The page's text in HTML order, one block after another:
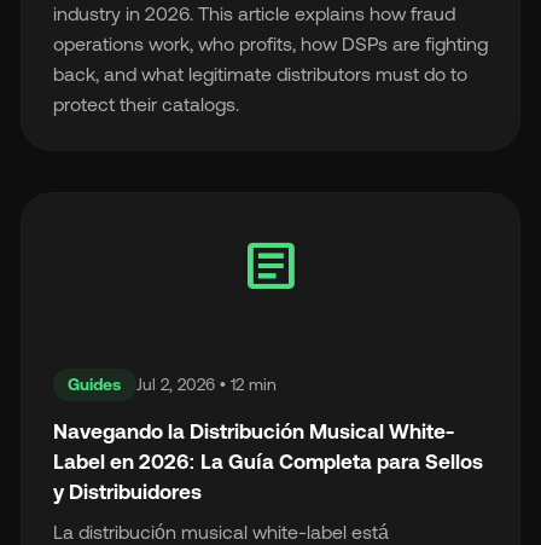
industry in 2026. This article explains how fraud
operations work, who profits, how DSPs are fighting
back, and what legitimate distributors must do to
protect their catalogs.
article
Guides Jul 2, 2026 • 12 min
Navegando la Distribución Musical White-
Label en 2026: La Guía Completa para Sellos
y Distribuidores
La distribución musical white-label está